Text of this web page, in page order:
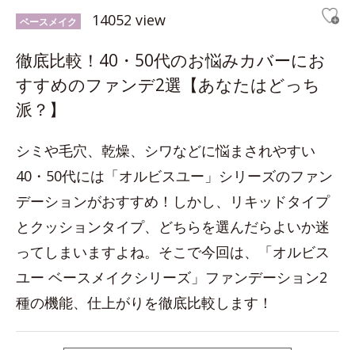
ベースメイク 14052 view
徹底比較！40・50代のお悩みカバーにお
すすめのファンデ2選【あなたはどっち
派？】
シミや毛穴、乾燥、シワなどに悩まされやすい
40・50代には「オルビスユー」シリーズのファン
デーションがおすすめ！しかし、リキッドタイプ
とクッションタイプ、どちらを選んだらよいか迷
ってしまいますよね。そこで今回は、「オルビス
ユー ベースメイクシリーズ」ファンデーション2
種の機能、仕上がりを徹底比較します！